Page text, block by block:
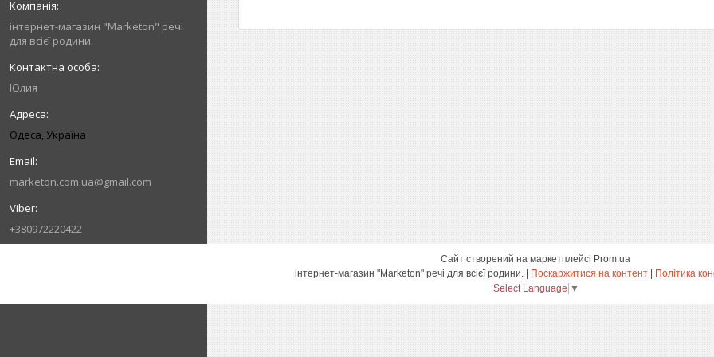
інтернет-магазин "Marketon" речі
для всієї родини.
Юлия
Одеса, Україна
marketon.com.ua@gmail.com
+380972220422
Сайт створений на маркетплейсі Prom.ua
Поскаржитися на контент
Політика
Select Language ▼